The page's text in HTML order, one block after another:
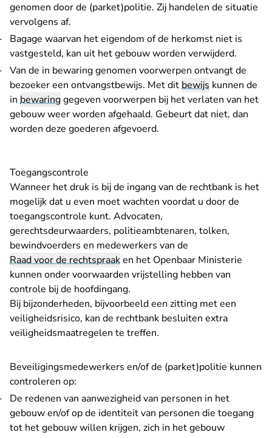
genomen door de (parket)politie. Zij handelen de situatie
vervolgens af.
Bagage waarvan het eigendom of de herkomst niet is
vastgesteld, kan uit het gebouw worden verwijderd.
Van de in bewaring genomen voorwerpen ontvangt de
bezoeker een ontvangstbewijs. Met ditbewijs kunnen de
in bewaringgegeven voorwerpen bij het verlaten van het
gebouw weer worden afgehaald. Gebeurt dat niet, dan
worden deze goederen afgevoerd.
Toegangscontrole
Wanneer het druk is bij de ingang van de rechtbank is het
mogelijk dat u even moet wachten voordat u door de
toegangscontrole kunt. Advocaten,
gerechtsdeurwaarders, politieambtenaren, tolken,
bewindvoerders en medewerkers van de
Raad voor de rechtspraaken het Openbaar Ministerie
kunnen onder voorwaarden vrijstelling hebben van
controle bij de hoofdingang.
Bij bijzonderheden, bijvoorbeeld een zitting met een
veiligheidsrisico, kan de rechtbank besluiten extra
veiligheidsmaatregelen te treffen.
Beveiligingsmedewerkers en/of de (parket)politie kunnen
controleren op:
De redenen van aanwezigheid van personen in het
gebouw en/of op de identiteit van personen die toegang
tot het gebouw willen krijgen, zich in het gebouw